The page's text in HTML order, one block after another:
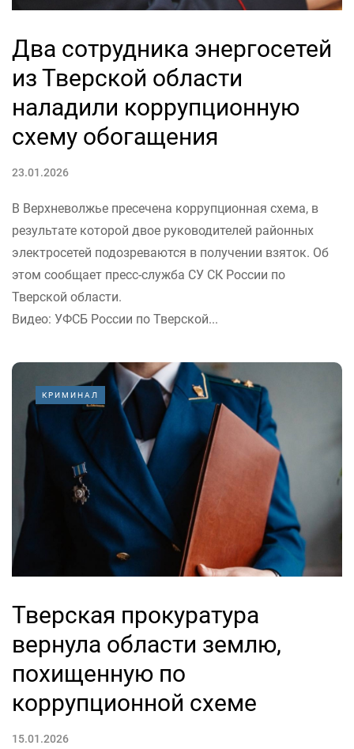
Два сотрудника энергосетей
из Тверской области
наладили коррупционную
схему обогащения
23.01.2026
В Верхневолжье пресечена коррупционная схема, в
результате которой двое руководителей районных
электросетей подозреваются в получении взяток. Об
этом сообщает пресс-служба СУ СК России по
Тверской области.
Видео: УФСБ России по Тверской...
КРИМИНАЛ
Тверская прокуратура
вернула области землю,
похищенную по
коррупционной схеме
15.01.2026